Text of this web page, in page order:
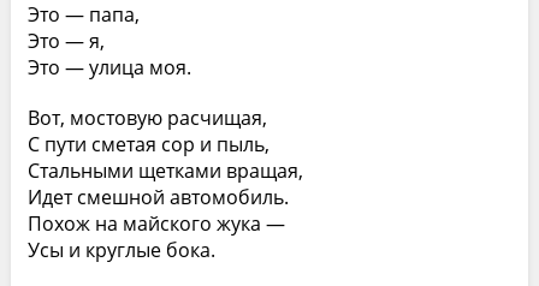
Это — папа,
Это — я,
Это — улица моя.
Вот, мостовую расчищая,
С пути сметая сор и пыль,
Стальными щетками вращая,
Идет смешной автомобиль.
Похож на майского жука —
Усы и круглые бока.